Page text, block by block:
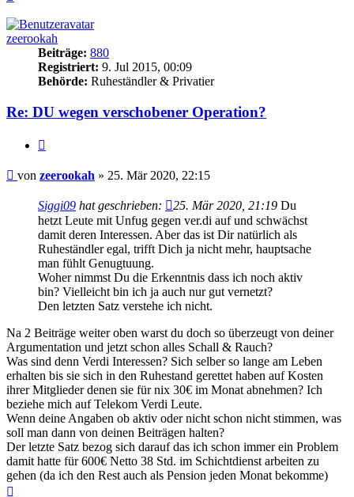
zeerookah
Beiträge: 880
Registriert: 9. Jul 2015, 00:09
Behörde: Ruheständler & Privatier
Re: DU wegen verschobener Operation?
Beitrag
von zeerookah » 25. Mär 2020, 22:15
Siggi09 hat geschrieben: 25. Mär 2020, 21:19 Du
hetzt Leute mit Unfug gegen ver.di auf und schwächst
damit deren Interessen. Aber das ist Dir natürlich als
Ruheständler egal, trifft Dich ja nicht mehr, hauptsache
man fühlt Genugtuung.
Woher nimmst Du die Erkenntnis dass ich noch aktiv
bin? Vielleicht bin ich ja auch nur gut vernetzt?
Den letzten Satz verstehe ich nicht.
Na 2 Beiträge weiter oben warst du doch so überzeugt von deiner
Argumentation und jetzt schon alles Schall & Rauch?
Was sind denn Verdi Interessen? Sich selber so lange am Leben
erhalten bis sie sich in den Ruhestand gerettet haben auf Kosten
ihrer Mitglieder denen sie für nix 30€ im Monat abnehmen? Ich
beziehe mich auf Telekom Verdi Leute.
Wenn deine Angaben ob aktiv oder nicht schon nicht stimmen, was
soll man dann von deinen Beiträgen halten?
Der letzte Satz bezog sich darauf das ich schon immer ein Problem
damit hatte für 600€ Netto 38 Std. im Schichtdienst arbeiten zu
gehen (da ich den Rest auch als Pension jeden Monat bekomme)